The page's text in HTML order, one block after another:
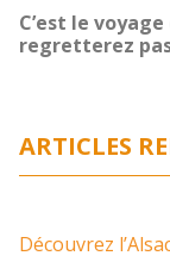
C’est le
regretterez
ARTICLES
Découvrez